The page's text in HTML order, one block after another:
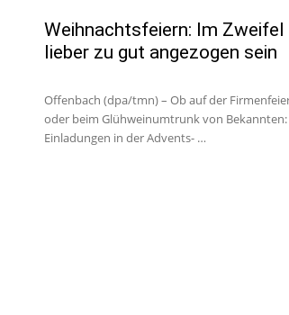
Weihnachtsfeiern: Im Zweifel
lieber zu gut angezogen sein
Offenbach (dpa/tmn) – Ob auf der
oder beim Glühweinumtrunk von Bekannten:
Einladungen in der Advents- …